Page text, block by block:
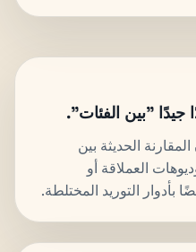
الحديثة بين
العملاقة أو
بأدوار التوريد المختلطة.